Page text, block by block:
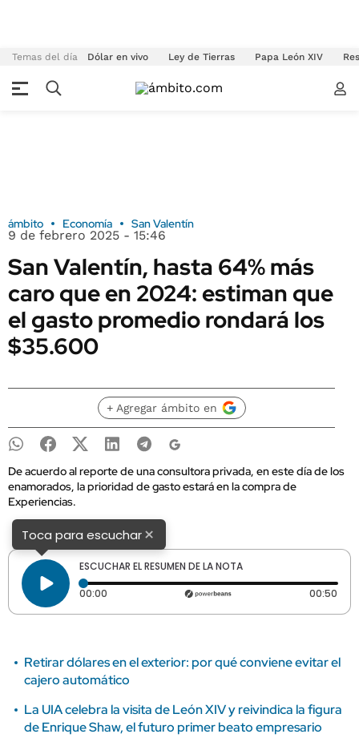
Temas del día Dólar en vivo Ley de Tierras Papa León XIV
ámbito Economía San Valentín
9 de febrero 2025 - 15:46
San Valentín, hasta 64% más
caro que en 2024: estiman que
el gasto promedio rondará los
$35.600
+ Agregar ámbito en
De acuerdo al reporte de una consultora privada, en este día de los
enamorados, la prioridad de gasto estará en la compra de
Experiencias.
Toca para escuchar×
ESCUCHAR EL RESUMEN DE LA NOTA
00:00 Tiempo transcurrido: 0 segundos 00:50
Retirar dólares en el exterior: por qué conviene evitar el
cajero automático
La UIA celebra la visita de León XIV y reivindica la figura
de Enrique Shaw, el futuro primer beato empresario